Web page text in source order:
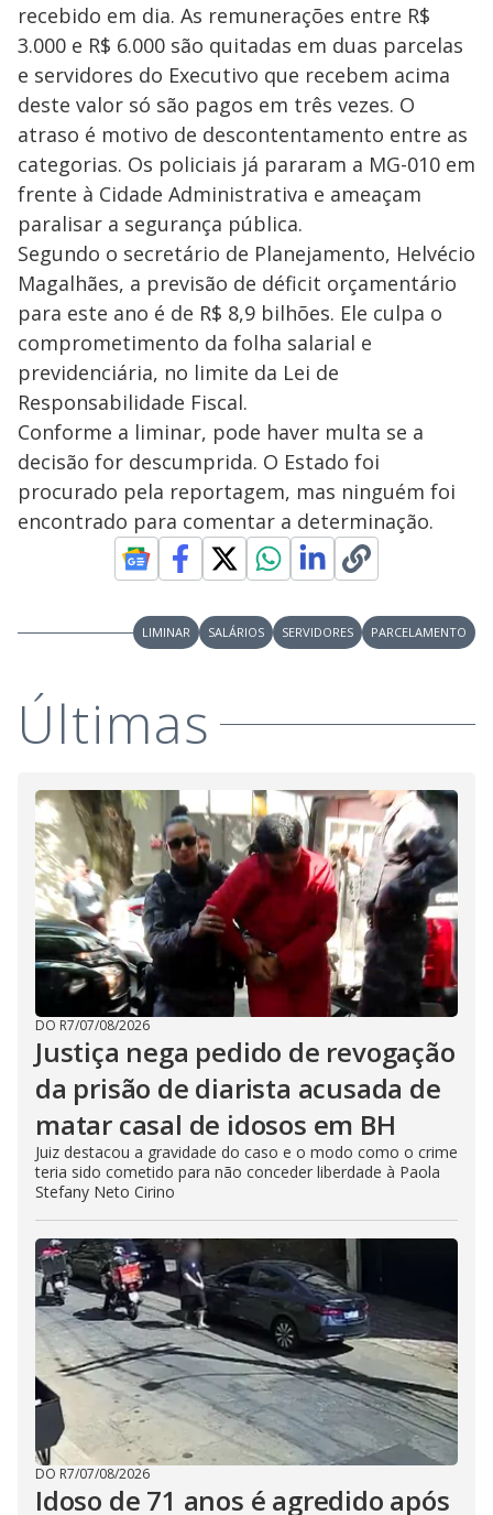
recebido em dia. As remunerações entre R$
3.000 e R$ 6.000 são quitadas em duas parcelas
e servidores do Executivo que recebem acima
deste valor só são pagos em três vezes. O
atraso é motivo de descontentamento entre as
categorias. Os policiais já pararam a MG-010 em
frente à Cidade Administrativa e ameaçam
paralisar a segurança pública.
Segundo o secretário de Planejamento, Helvécio
Magalhães, a previsão de déficit orçamentário
para este ano é de R$ 8,9 bilhões. Ele culpa o
comprometimento da folha salarial e
previdenciária, no limite da Lei de
Responsabilidade Fiscal.
Conforme a liminar, pode haver multa se a
decisão for descumprida. O Estado foi
procurado pela reportagem, mas ninguém foi
encontrado para comentar a determinação.
LIMINAR SALÁRIOS SERVIDORES PARCELAMENTO
Últimas
DO R7/07/08/2026
Justiça nega pedido de revogação
da prisão de diarista acusada de
matar casal de idosos em BH
Juiz destacou a gravidade do caso e o modo como o crime
teria sido cometido para não conceder liberdade à Paola
Stefany Neto Cirino
DO R7/07/08/2026
Idoso de 71 anos é agredido após